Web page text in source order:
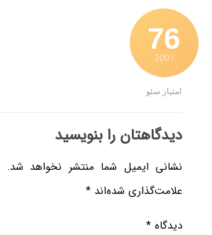
76
/ 100
امتیاز سئو
دیدگاهتان را بنویسید
نشانی ایمیل شما منتشر نخواهد شد.
علامت‌گذاری شده‌اند *
دیدگاه*